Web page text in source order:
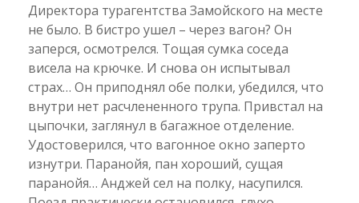
Директора турагентства Замойского на месте
не было. В бистро ушел – через вагон? Он
заперся, осмотрелся. Тощая сумка соседа
висела на крючке. И снова он испытывал
страх… Он приподнял обе полки, убедился, что
внутри нет расчлененного трупа. Привстал на
цыпочки, заглянул в багажное отделение.
Удостоверился, что вагонное окно заперто
изнутри. Паранойя, пан хороший, сущая
паранойя… Анджей сел на полку, насупился.